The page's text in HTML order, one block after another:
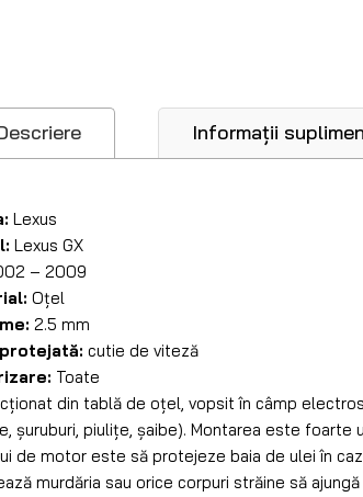
Informații
Lexus
Lexus GX
– 2009
Oțel
2.5 mm
cutie de viteză
Toate
din tablă de oțel, vopsit în câmp
șuruburi, piulițe, șaibe). Montarea este foarte
de motor este să protejeze baia de ulei în
murdăria sau orice corpuri străine să